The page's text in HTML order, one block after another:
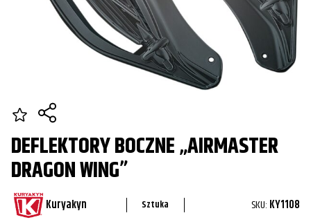
DEFLEKTORY BOCZNE „AIRMASTER
DRAGON WING”
Kuryakyn Sztuka SKU: KY1108